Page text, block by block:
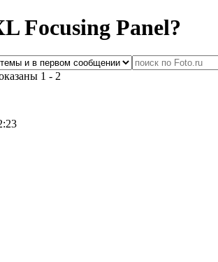
Focusing Panel?
1 - 2